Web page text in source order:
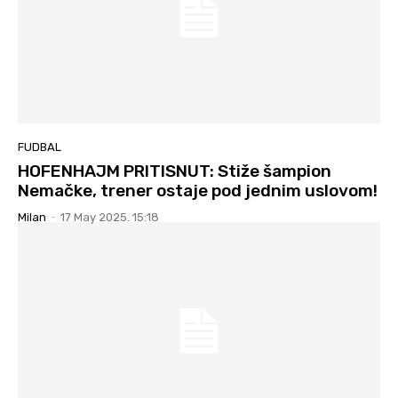
FUDBAL
HOFENHAJM PRITISNUT: Stiže šampion
Nemačke, trener ostaje pod jednim uslovom!
Milan - 17 May 2025. 15:18